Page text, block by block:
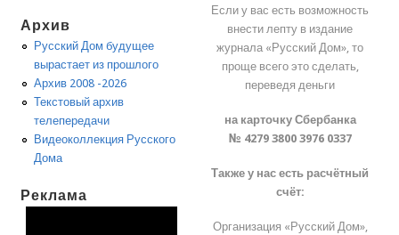
Архив
Русский Дом будущее
вырастает из прошлого
Архив 2008 -2026
Текстовый архив
телепередачи
Видеоколлекция Русского
Дома
Реклама
Если у вас есть возможность
внести лепту в издание
журнала «Русский Дом», то
проще всего это сделать,
переведя деньги
на карточку Сбербанка
№ 4279 3800 3976 0337
Также у нас есть расчётный
счёт:
Организация «Русский Дом»,